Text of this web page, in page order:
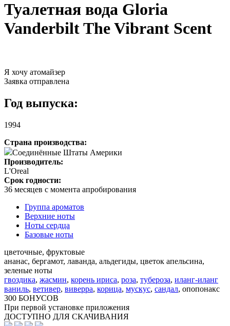
Туалетная вода Gloria
Vanderbilt The Vibrant Scent
Я хочу атомайзер
Заявка отправлена
Год выпуска:
1994
Страна производства:
Соединённые Штаты Америки
Производитель:
L'Oreal
Срок годности:
36 месяцев с момента апробирования
Группа ароматов
Верхние ноты
Ноты сердца
Базовые ноты
цветочные, фруктовые
ананас, бергамот, лаванда, альдегиды, цветок апельсина,
зеленые ноты
гвоздика, жасмин, корень ириса, роза, тубероза, иланг-иланг
ваниль, ветивер, виверра, корица, мускус, сандал, опопонакс
300 БОНУСОВ
При первой установке приложения
ДОСТУПНО ДЛЯ СКАЧИВАНИЯ